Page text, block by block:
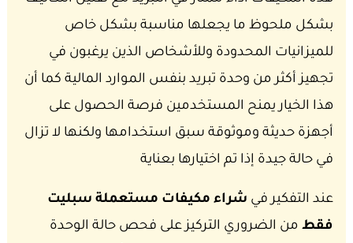
بشكل ملحوظ ما يجعلها مناسبة بشكل خاص
للميزانيات المحدودة وللأشخاص الذين يرغبون في
تجهيز أكثر من وحدة تبريد بنفس الموارد المالية كما أن
هذا الخيار يمنح المستخدمين فرصة الحصول على
أجهزة حديثة وموثوقة سبق استخدامها ولكنها لا تزال
في حالة جيدة إذا تم اختيارها بعناية
عند التفكير في شراء مكيفات مستعملة سبليت
فقطمن الضروري التركيز على فحص حالة الوحدة